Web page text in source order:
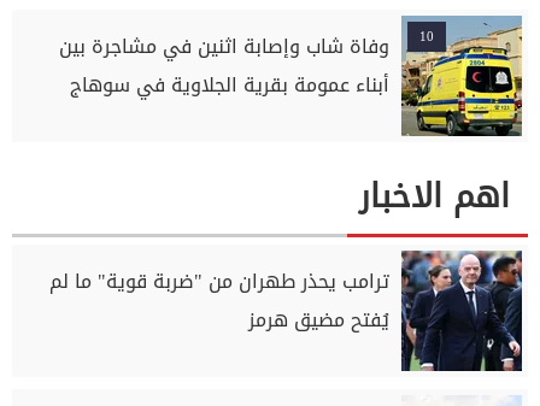
10
وفاة شاب وإصابة اثنين في مشاجرة بين
أبناء عمومة بقرية الجلاوية في سوهاج
اهم الاخبار
ترامب يحذر طهران من "ضربة قوية" ما لم
يُفتح مضيق هرمز